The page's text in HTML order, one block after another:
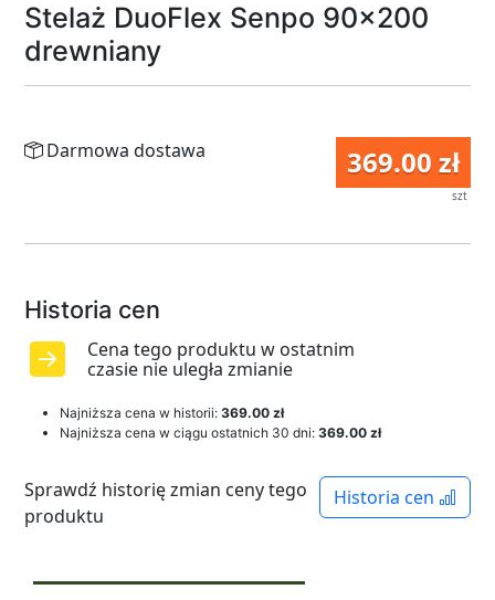
Stelaż DuoFlex Senpo 90x200
drewniany
369.00 zł
szt
Darmowa dostawa
Historia cen
Cena tego produktu w ostatnim
czasie nie uległa zmianie
Najniższa cena w historii: 369.00 zł
Najniższa cena w ciągu ostatnich 30 dni: 369.00 zł
Historia cen
Sprawdź historię zmian ceny tego
produktu